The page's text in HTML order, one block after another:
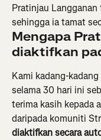
Pratinjau
sehingga ia tamat
Mengapa
diaktifkan
Kami kadang-
selama 30 hari ini
terima kasih kepada
daripada komuniti
diaktifkan secara